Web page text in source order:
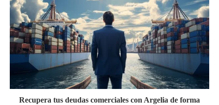
Recupera tus deudas comerciales con Argelia de forma